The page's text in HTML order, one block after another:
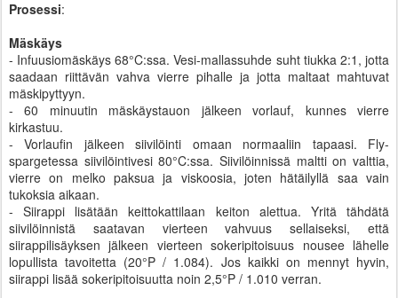
Prosessi:
Mäskäys
- Infuusiomäskäys 68­°C:ssa. Vesi-mallassuhde suht tiukka 2:1, jotta
saadaan riittävän vahva vierre pihalle ja jotta maltaat mahtuvat
mäskipyttyyn.
- 60 minuutin mäskäystauon jälkeen vorlauf, kunnes vierre
kirkastuu.
- Vorlaufin jälkeen siivilöinti omaan normaaliin tapaasi. Fly-
spargetessa siivilöintivesi 80°C:ssa. Siivilöinnissä maltti on valttia,
vierre on melko paksua ja viskoosia, joten hätäilyllä saa vain
tukoksia aikaan.
- Siirappi lisätään keittokattilaan keiton alettua. Yritä tähdätä
siivilöinnistä saatavan vierteen vahvuus sellaiseksi, että
siirappilisäyksen jälkeen vierteen sokeripitoisuus nousee lähelle
lopullista tavoitetta (20°P / 1.084). Jos kaikki on mennyt hyvin,
siirappi lisää sokeripitoisuutta noin 2,5°P / 1.010 verran.